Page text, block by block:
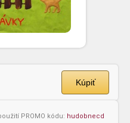
Kúpiť
PROMO kódu: hudobnecd